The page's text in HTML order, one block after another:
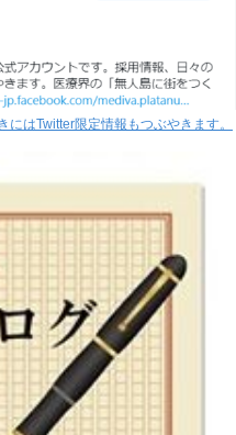
にはTwitter限定情報もつぶやきます。